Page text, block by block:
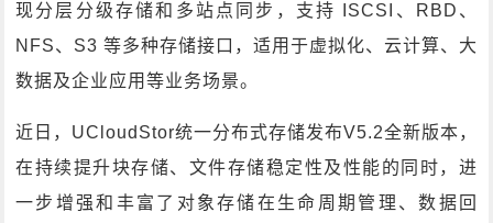
现分层分级存储和多站点同步，支持 ISCSI、RBD、
NFS、S3 等多种存储接口，适用于虚拟化、云计算、大
数据及企业应用等业务场景。
近日，UCloudStor统一分布式存储发布V5.2全新版本，
在持续提升块存储、文件存储稳定性及性能的同时，进
一步增强和丰富了对象存储在生命周期管理、数据回